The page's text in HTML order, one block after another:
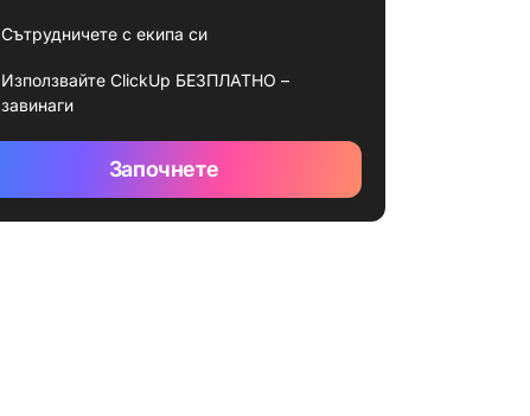
Сътрудничете с екипа си
Използвайте ClickUp БЕЗПЛАТНО –
завинаги
Започнете